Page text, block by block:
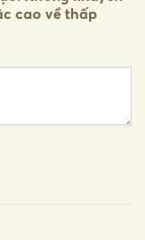
cao về thấp